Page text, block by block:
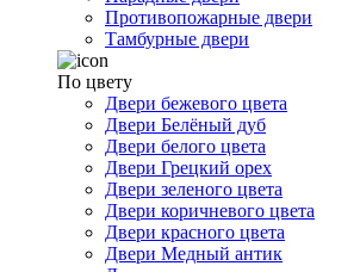
Противопожарные двери
Тамбурные двери
По цвету
Двери бежевого цвета
Двери Белёный дуб
Двери белого цвета
Двери Грецкий орех
Двери зеленого цвета
Двери коричневого цвета
Двери красного цвета
Двери Медный антик